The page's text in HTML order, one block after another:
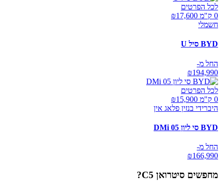
לכל הפרטים
0 ק"מ ₪
17,600
חשמלי
BYD סיל U
החל מ-
₪194,990
לכל הפרטים
0 ק"מ ₪
15,900
היברידי בנזין פלאג אין
BYD סי ליון 05 DMi
החל מ-
₪166,990
מחפשים סיטרואן C5 ?